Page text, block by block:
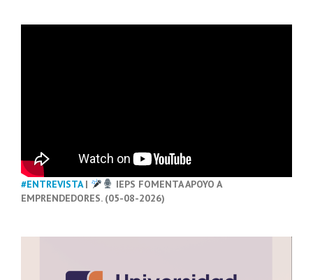
#ENTREVISTA|
IEPS FOMENTA APOYO A
EMPRENDEDORES. (05-08-2026)